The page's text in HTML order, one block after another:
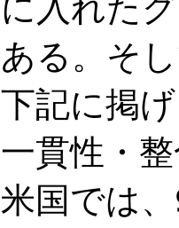
に入れた
ある。そ
下記に掲
一貫性・
米国では